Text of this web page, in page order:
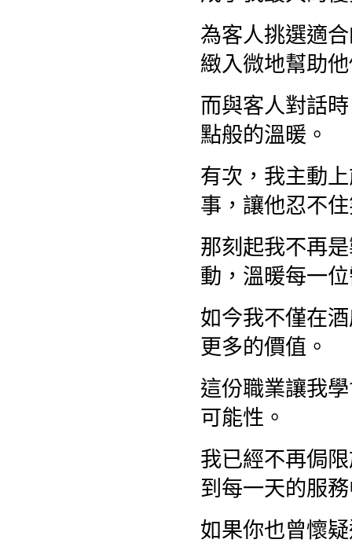
為客人挑選適
緻入微地幫助
而與客人對話
點般的溫暖。
有次，我主動
事，讓他忍不
那刻起我不再
動，溫暖每一
如今我不僅在
更多的價值。
這份職業讓我
可能性。
我已經不再侷
到每一天的服
如果你也曾懷